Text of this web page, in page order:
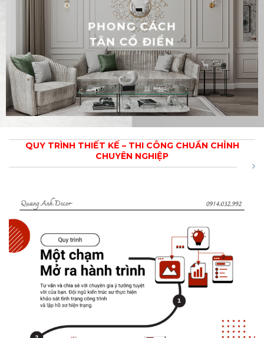
PHONG CÁCH
TÂN CỔ ĐIỂN
QUY TRÌNH THIẾT KẾ – THI CÔNG CHUẨN CHỈNH